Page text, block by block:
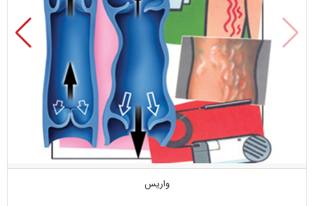
واریس